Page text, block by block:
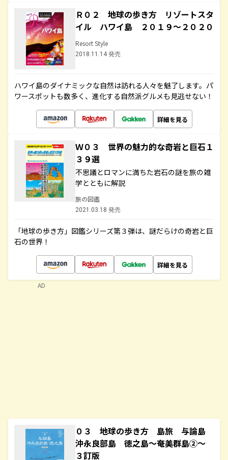
Ｒ０２ 地球の歩き方 リゾートスタ
イル ハワイ島 ２０１９～２０２０
Resort Style
2018.11.14 発売
ハワイ島のダイナミックな自然は訪れる人々を魅了します。パ
ワースポットも数多く、進化する自然派グルメも見逃せない！
詳細を見る
Ｗ０３ 世界の魅力的な奇岩と巨石１
３９選
不思議とロマンに満ちた岩石の謎を旅の雑
学とともに解説
旅の図鑑
2021.03.18 発売
「地球の歩き方」図鑑シリーズ第３弾は、謎だらけの奇岩と巨
石の世界！
詳細を見る
０３ 地球の歩き方 島旅 与論島
沖永良部島 徳之島～奄美群島②～
３訂版
AD